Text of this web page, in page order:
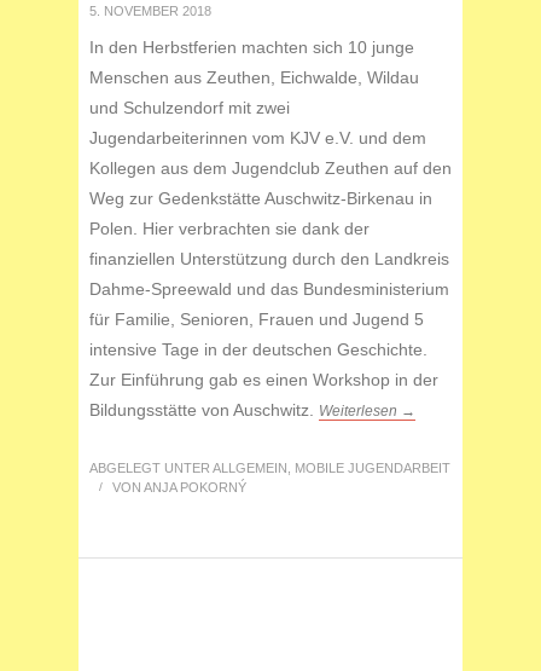
5. NOVEMBER 2018
In den Herbstferien machten sich 10 junge
Menschen aus Zeuthen, Eichwalde, Wildau
und Schulzendorf mit zwei
Jugendarbeiterinnen vom KJV e.V. und dem
Kollegen aus dem Jugendclub Zeuthen auf den
Weg zur Gedenkstätte Auschwitz-Birkenau in
Polen. Hier verbrachten sie dank der
finanziellen Unterstützung durch den Landkreis
Dahme-Spreewald und das Bundesministerium
für Familie, Senioren, Frauen und Jugend 5
intensive Tage in der deutschen Geschichte.
Zur Einführung gab es einen Workshop in der
Bildungsstätte von Auschwitz.
Weiterlesen →
ABGELEGT UNTER ALLGEMEIN MOBILE JUGENDARBEIT
/ VON ANJA POKORNÝ